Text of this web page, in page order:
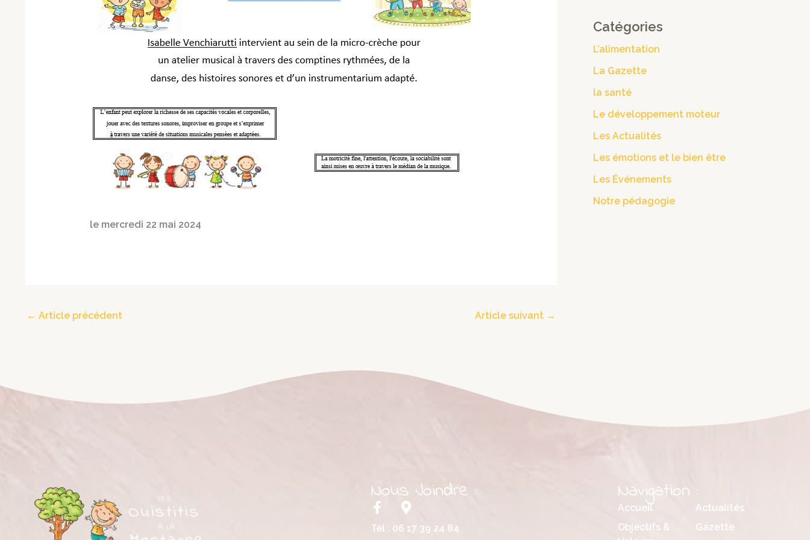
le mercredi 22 mai 2024
← Article précédent Article suivant →
Catégories
L’alimentation
La Gazette
la santé
Le développement moteur
Les Actualités
Les émotions et le bien être
Les Événements
Notre pédagogie
Nous Joindre :
F
a
c
M
p
Tél : 06 17 39 24 84
Navigation :
Accueil
Objectifs &
Actualités
Gazette